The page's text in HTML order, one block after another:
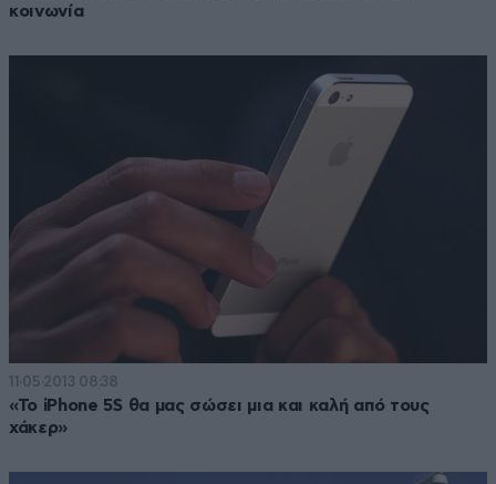
κοινωνία
11·05·2013 08:38
«To iPhone 5S θα μας σώσει μια και καλή από τους
χάκερ»